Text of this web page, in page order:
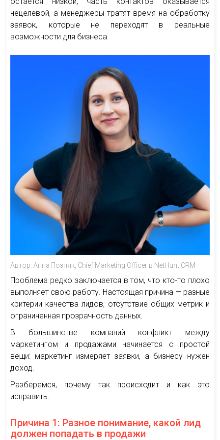
нецелевой, а менеджеры тратят время на обработку
заявок, которые не переходят в реальные
возможности для бизнеса.
Автор: Анна Позняк, Chief Marketing Officer в NetHunt CRM
Проблема редко заключается в том, что кто-то плохо
выполняет свою работу. Настоящая причина — разные
критерии качества лидов, отсутствие общих метрик и
ограниченная прозрачность данных.
В большинстве компаний конфликт между
маркетингом и продажами начинается с простой
вещи: маркетинг измеряет заявки, а бизнесу нужен
доход.
Разберемся, почему так происходит и как это
исправить.
Причина 1: Разное понимание, какой лид
должен попадать в продажи